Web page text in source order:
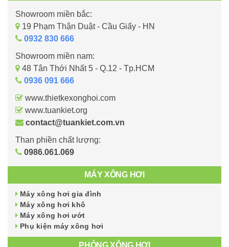
Showroom miền bắc:
19 Phạm Thận Duật - Cầu Giấy - HN
0932 830 666
Showroom miền nam:
48 Tân Thới Nhất 5 - Q.12 - Tp.HCM
0936 091 666
www.thietkexonghoi.com
www.tuankiet.org
contact@tuankiet.com.vn
Than phiền chất lượng:
0986.061.069
MÁY XÔNG HƠI
Máy xông hơi gia đình
Máy xông hơi khô
Máy xông hơi ướt
Phụ kiện máy xông hơi
PHÒNG XÔNG HƠI